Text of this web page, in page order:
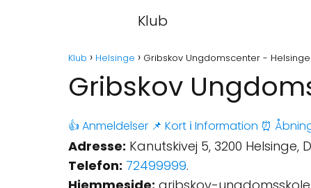
Klub
Klub Helsinge Gribskov Ungdomscenter - Helsinge
Gribskov
👍 Anmeldelser 📌 Kort ℹ️ Information ⏰
Adresse: Kanutskivej 5, 3200 Helsinge,
Telefon: 72499999.